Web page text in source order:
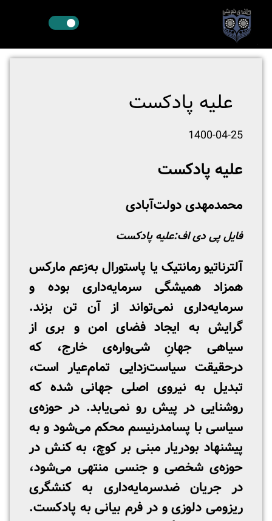
علیه پادکست
1400-04-25
علیه پادکست
محمدمهدی دولت‌آبادی
فایل پی دی اف:علیه پادکست
آلترناتیو رمانتیک یا پاستورال به‌زعم مارکس
همزاد همیشگی سرمایه‌داری بوده و
سرمایه‌داری نمی‌تواند از آن تن بزند.
گرایش به ایجاد فضای امن و بری از
سیاهی جهانِ شی‌واره‌ی خارج، که
درحقیقت سیاست‌زدایی تمام‌عیار است،
تبدیل به نیروی اصلی جهانی شده که
روشنایی در پیش رو نمی‌یابد. در حوزه‌ی
سیاسی با پسامدرنیسم محکم می‌شود و به
پیشنهاد بودریار مبنی بر کوچ، به کنش در
حوزه‌ی شخصی و جنسی منتهی می‌شود،
در جریان ضدسرمایه‌داری به کنشگری
ریزومی دلوزی و در فرم بیانی به پادکست.